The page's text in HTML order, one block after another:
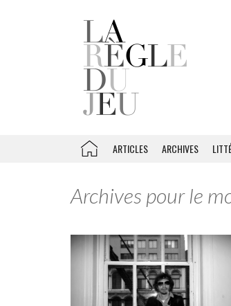
ARTICLES ARCHIVES
Archives pour le